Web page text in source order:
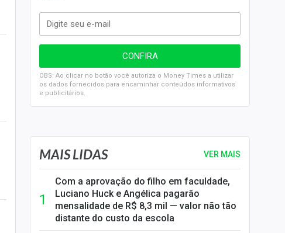
OBS: Ao clicar no botão você autoriza o Money Times a utilizar
os dados fornecidos para encaminhar conteúdos informativos
e publicitários.
SELIC em 14%: A repercussão da decisão sobre os JUROS
MAIS LIDAS VER MAIS
Com a aprovação do filho em faculdade,
Luciano Huck e Angélica pagarão
mensalidade de R$ 8,3 mil — valor não tão
distante do custo da escola